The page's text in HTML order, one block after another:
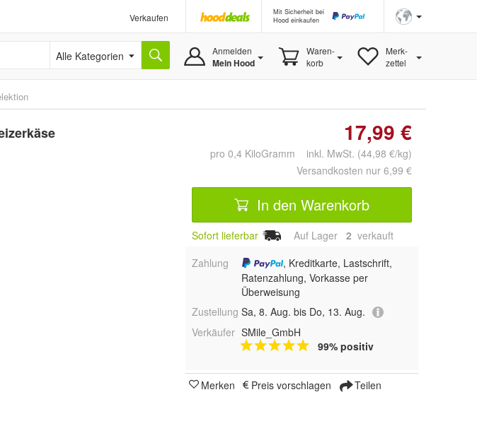
Verkaufen
Mit Sicherheit bei
Hood einkaufen
Alle Kategorien Anmelden
Mein Hood
Waren-
korb
Merk-
zettel
17,99 €
pro 0,4 KiloGramm inkl. MwSt. (44,98 €/kg)
Versandkosten nur 6,99 €
In den Warenkorb
Sofort lieferbar Auf Lager 2 verkauft
Zahlung
, Kreditkarte, Lastschrift,
Ratenzahlung, Vorkasse per
Überweisung
Zustellung Sa, 8. Aug. bis Do, 13. Aug.
Verkäufer SMile_GmbH
99% positiv
Merken Preis vorschlagen Teilen